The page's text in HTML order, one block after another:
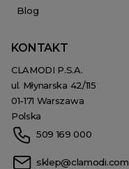
Blog
KONTAKT
CLAMODI P.S.A.
ul. Młynarska 42/115
01-171 Warszawa
Polska
509 169 000
sklep@clamodi.com